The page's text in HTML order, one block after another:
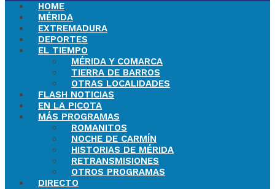
HOME
MÉRIDA
EXTREMADURA
DEPORTES
EL TIEMPO
MÉRIDA Y COMARCA
TIERRA DE BARROS
OTRAS LOCALIDADES
FLASH NOTICIAS
EN LA PICOTA
MÁS PROGRAMAS
ROMANITOS
NOCHE DE CARMÍN
HISTORIAS DE MÉRIDA
RETRANSMISIONES
OTROS PROGRAMAS
DIRECTO